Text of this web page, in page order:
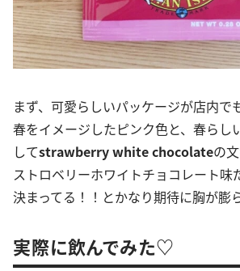
まず、可愛らしいパッケージが店内で
春をイメージしたピンク色と、春らし
してstrawberry white chocolateの文
ストロベリーホワイトチョコレート味
決まってる！！とかなり期待に胸が膨
実際に飲んでみた♡